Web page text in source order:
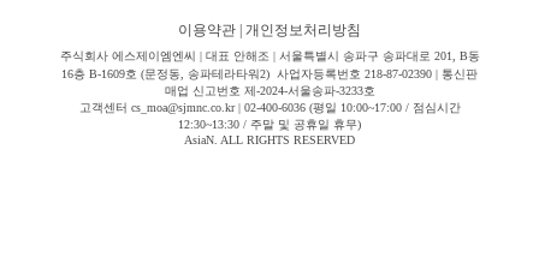
이용약관 개인정보처리방침
주식회사 에스제이엠엔씨 | 대표 안해조 | 서울특별시 송파구 송파대로 201, B동
16층 B-1609호 (문정동, 송파테라타워2) 사업자등록번호 218-87-02390 | 통신판
매업 신고번호 제-2024-서울송파-3233호
고객센터 cs_moa@sjmnc.co.kr | 02-400-6036 (평일 10:00~17:00 / 점심시간
12:30~13:30 / 주말 및 공휴일 휴무)
AsiaN. ALL RIGHTS RESERVED